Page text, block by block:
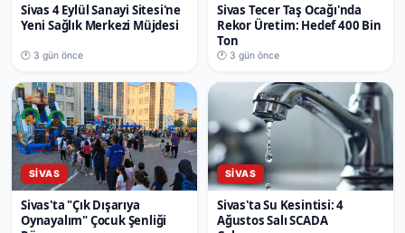
Sivas 4 Eylül Sanayi Sitesi'ne
Yeni Sağlık Merkezi Müjdesi
🕐 3 gün önce
Sivas Tecer Taş Ocağı'nda
Rekor Üretim: Hedef 400 Bin
Ton
🕐 3 gün önce
SIVAS
Sivas'ta "Çık Dışarıya
Oynayalım" Çocuk Şenliği
SIVAS
Sivas'ta Su Kesintisi: 4
Ağustos Salı SCADA